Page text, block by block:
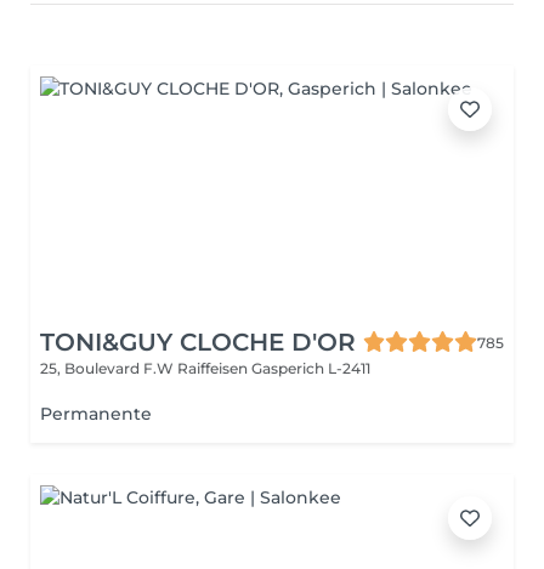
TONI&GUY CLOCHE D'OR
785
25, Boulevard F.W Raiffeisen Gasperich L-2411
Permanente